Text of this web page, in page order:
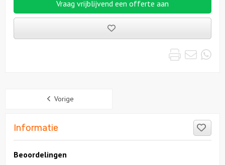
Vraag vrijblijvend een offerte aan
uitjes
Print
Vorige
Informatie
Beoordelingen